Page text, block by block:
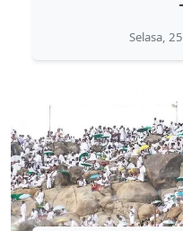
Selasa,